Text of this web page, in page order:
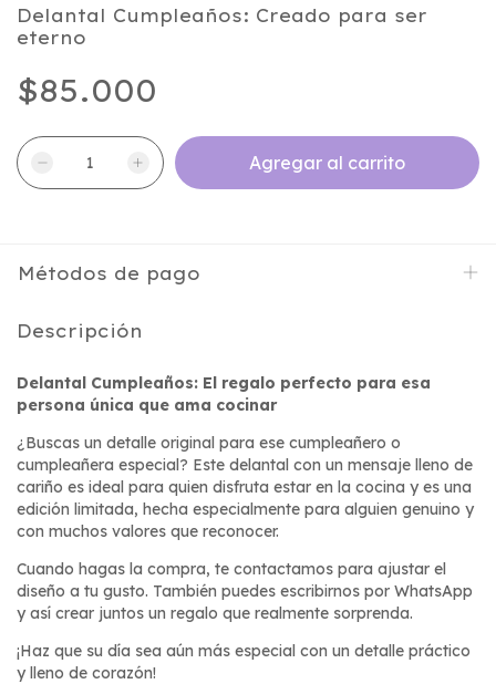
Delantal Cumpleaños: Creado para ser
eterno
$85.000
Métodos de pago
Descripción
Delantal Cumpleaños: El regalo perfecto para esa
persona única que ama cocinar
¿Buscas un detalle original para ese cumpleañero o
cumpleañera especial? Este delantal con un mensaje lleno de
cariño es ideal para quien disfruta estar en la cocina y es una
edición limitada, hecha especialmente para alguien genuino y
con muchos valores que reconocer.
Cuando hagas la compra, te contactamos para ajustar el
diseño a tu gusto. También puedes escribirnos por WhatsApp
y así crear juntos un regalo que realmente sorprenda.
¡Haz que su día sea aún más especial con un detalle práctico
y lleno de corazón!